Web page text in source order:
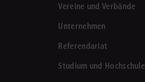
Vereine und Verbände
Unternehmen
Referendariat
Studium und Hochschule